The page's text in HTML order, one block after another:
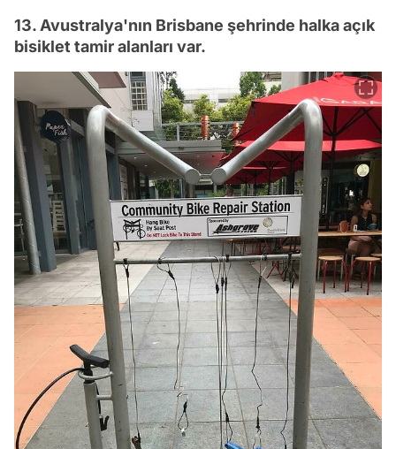
13. Avustralya'nın Brisbane şehrinde halka açık
bisiklet tamir alanları var.